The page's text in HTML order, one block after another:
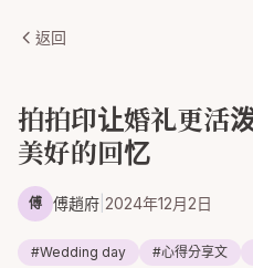
返回
拍拍印让婚礼更活
美好的回忆
傅 傅趙府 2024年12月2日
#Wedding day #心得分享文